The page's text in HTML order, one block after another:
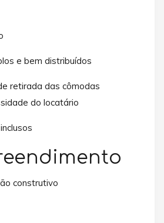
e bem distribuídos
retirada das cômodas
do locatário
construtivo